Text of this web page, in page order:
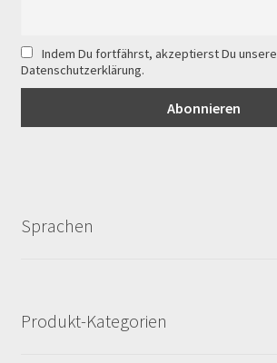
Formas de Pago (Bankverbindung)
Impressum
INFOSEITE
Kontakt
Indem Du fortfährst, akzeptierst Du unsere
Datenschutzerklärung.
Sprachen
Produkt-Kategorien